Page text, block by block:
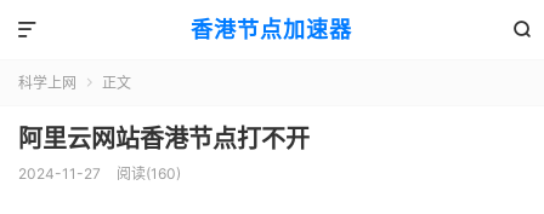
香港节点加速器 

科学上网  正文
阿里云网站香港节点打不开
2024-11-27 阅读(160)